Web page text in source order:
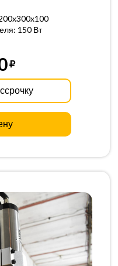
150 Вт